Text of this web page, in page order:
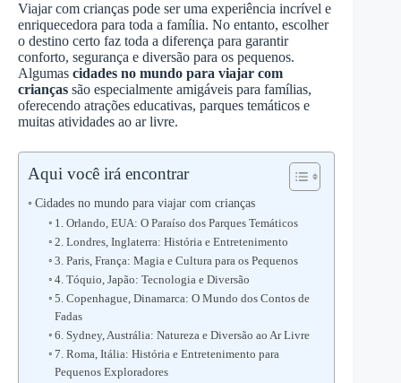
Viajar com crianças pode ser uma experiência incrível e
enriquecedora para toda a família. No entanto, escolher
o destino certo faz toda a diferença para garantir
conforto, segurança e diversão para os pequenos.
Algumas cidades no mundo para viajar com
crianças são especialmente amigáveis para famílias,
oferecendo atrações educativas, parques temáticos e
muitas atividades ao ar livre.
Aqui você irá encontrar
Cidades no mundo para viajar com crianças
1. Orlando, EUA: O Paraíso dos Parques Temáticos
2. Londres, Inglaterra: História e Entretenimento
3. Paris, França: Magia e Cultura para os Pequenos
4. Tóquio, Japão: Tecnologia e Diversão
5. Copenhague, Dinamarca: O Mundo dos Contos de
Fadas
6. Sydney, Austrália: Natureza e Diversão ao Ar Livre
7. Roma, Itália: História e Entretenimento para
Pequenos Exploradores